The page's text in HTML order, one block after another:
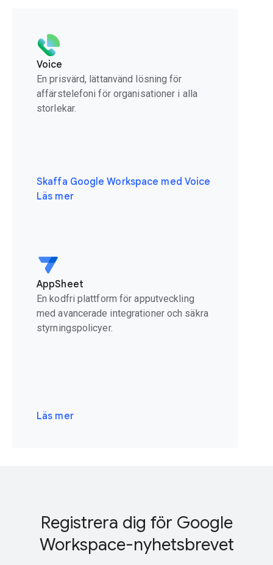
Voice
En prisvärd, lättanvänd lösning för
affärstelefoni för organisationer i alla
storlekar.
Skaffa Google Workspace med Voice
Läs mer
AppSheet
En kodfri plattform för apputveckling
med avancerade integrationer och säkra
styrningspolicyer.
Läs mer
Registrera dig för Google
Workspace-nyhetsbrevet